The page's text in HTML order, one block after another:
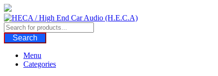
Skip
to
content
Search
Menu
Categories